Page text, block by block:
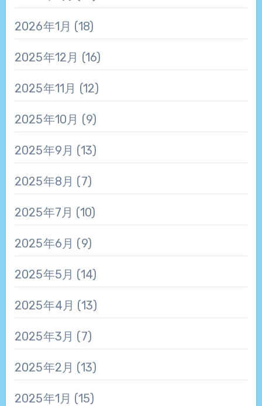
2026年1月 (18)
2025年12月 (16)
2025年11月 (12)
2025年10月 (9)
2025年9月 (13)
2025年8月 (7)
2025年7月 (10)
2025年6月 (9)
2025年5月 (14)
2025年4月 (13)
2025年3月 (7)
2025年2月 (13)
2025年1月 (15)